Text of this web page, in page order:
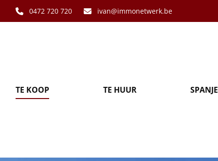
Ga naar hoofdinhoud
0472 720 720 ivan@immonetwerk.be
TE KOOP TE HUUR SPANJE